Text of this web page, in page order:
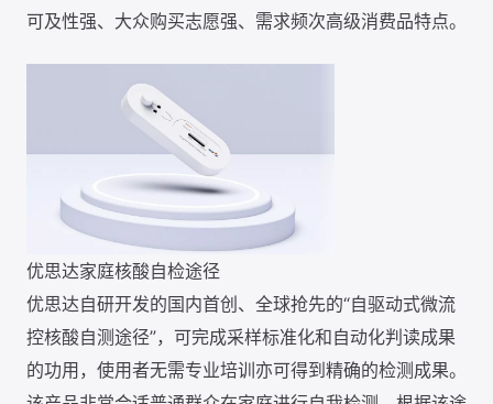
可及性强、大众购买志愿强、需求频次高级消费品特点。
优思达家庭核酸自检途径
优思达自研开发的国内首创、全球抢先的“自驱动式微流
控核酸自测途径”，可完成采样标准化和自动化判读成果
的功用，使用者无需专业培训亦可得到精确的检测成果。